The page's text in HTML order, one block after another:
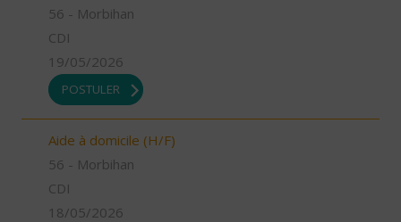
56 - Morbihan
CDI
19/05/2026
POSTULER
Aide à domicile (H/F)
56 - Morbihan
CDI
18/05/2026